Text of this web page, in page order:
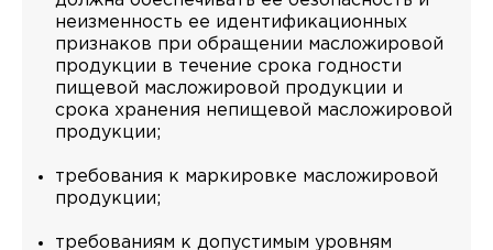
неизменность ее идентификационных
признаков при обращении масложировой
продукции в течение срока годности
пищевой масложировой продукции и
срока хранения непищевой масложировой
продукции;
требования к маркировке масложировой
продукции;
требованиям к допустимым уровням